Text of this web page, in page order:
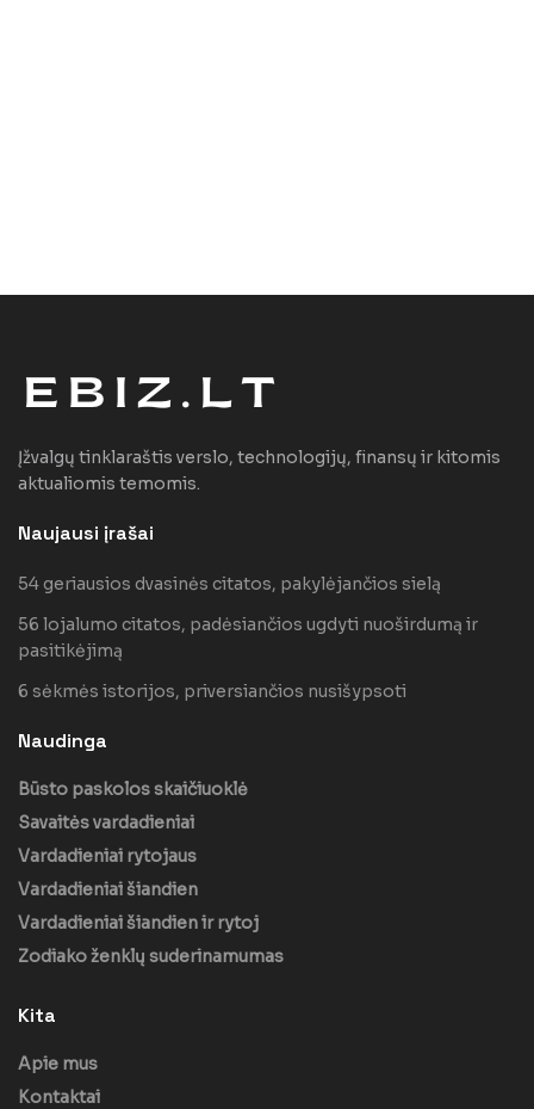
Įžvalgų tinklaraštis verslo, technologijų, finansų ir kitomis
aktualiomis temomis.
Naujausi įrašai
54 geriausios dvasinės citatos, pakylėjančios sielą
56 lojalumo citatos, padėsiančios ugdyti nuoširdumą ir
pasitikėjimą
6 sėkmės istorijos, priversiančios nusišypsoti
Naudinga
Būsto paskolos skaičiuoklė
Savaitės vardadieniai
Vardadieniai rytojaus
Vardadieniai šiandien
Vardadieniai šiandien ir rytoj
Zodiako ženklų suderinamumas
Kita
Apie mus
Kontaktai